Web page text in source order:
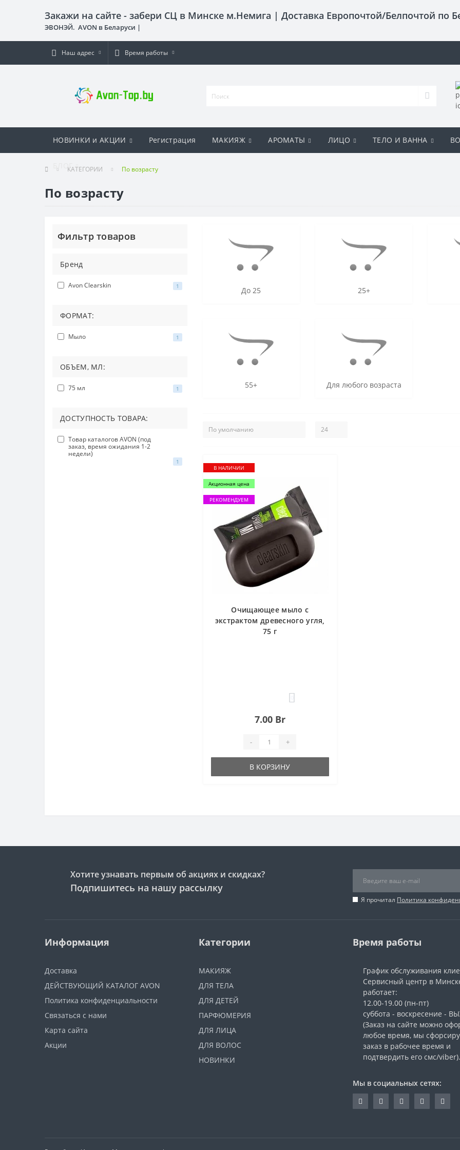
Закажи на сайте - забери СЦ в Минске м.Немига | Доставка Европочтой/Белпочтой по
ЭВОНЭЙ. AVON в Беларуси |
Наш адрес Время работы
НОВИНКИ и АКЦИИ Регистрация МАКИЯЖ АРОМАТЫ ЛИЦО ТЕЛО И ВАННА
БЛОГКАТЕГОРИИ По возрасту
По возрасту
Фильтр товаров
Бренд
Avon Clearskin 1
ФОРМАТ:
Мыло 1
ОБЪЕМ, МЛ:
75 мл 1
ДОСТУПНОСТЬ ТОВАРА:
Товар каталогов AVON (под
заказ, время ожидания 1-2
недели)
1
До 25 25+
55+ Для любого возраста
В НАЛИЧИИ
Акционная цена
РЕКОМЕНДУЕМ
Очищающее мыло с
экстрактом древесного угля,
75 г
7.00 Br
- +
В КОРЗИНУ
Хотите узнавать первым об акциях и скидках?
Подпишитесь на нашу рассылку
Я прочитал Политика
Информация
Доставка
ДЕЙСТВУЮЩИЙ КАТАЛОГ AVON
Политика конфиденциальности
Связаться с нами
Карта сайта
Акции
Категории
МАКИЯЖ
ДЛЯ ТЕЛА
ДЛЯ ДЕТЕЙ
ПАРФЮМЕРИЯ
ДЛЯ ЛИЦА
ДЛЯ ВОЛОС
НОВИНКИ
Время работы
График обслуживания
Сервисный центр в
работает:
12.00-19.00 (пн-пт)
суббота - воскресение -
(Заказ на сайте можно
любое время, мы
заказ в рабочее время и
подтвердить его смс/viber).
Мы в социальных сетях: